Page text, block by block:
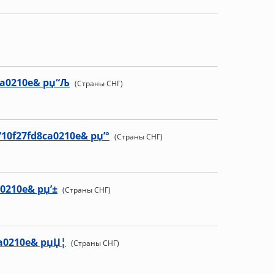
рџ“Љ (Страны СНГ)
рџ’° (Страны СНГ)
рџ’± (Страны СНГ)
рџЏ¦ (Страны СНГ)